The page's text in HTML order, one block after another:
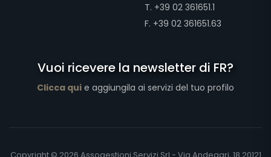
T. +39 02 361651.1
F. +39 02 361651.63
Vuoi ricevere la newsletter di FR?
Clicca qui e aggiungila ai servizi del tuo profilo